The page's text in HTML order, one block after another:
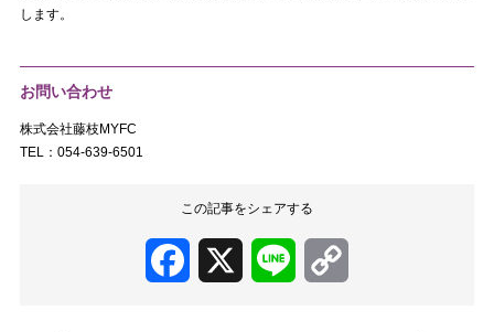
します。
お問い合わせ
株式会社藤枝MYFC
TEL：054-639-6501
この記事をシェアする
Facebook Line